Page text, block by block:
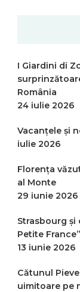
I Giardini di
România
24 iulie 2026
Vacanțele și
iulie 2026
Florența
al Monte
29 iunie 2026
Strasbourg și
Petite France”
13 iunie 2026
Cătunul
uimitoare pe